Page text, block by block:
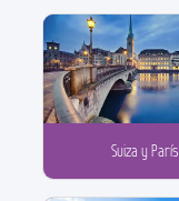
Suiza y París